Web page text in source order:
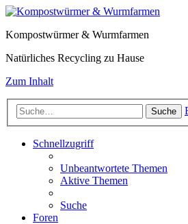
Kompostwürmer & Wurmfarmen
Natürliches Recycling zu Hause
Zum Inhalt
Suche
Schnellzugriff
Unbeantwortete Themen
Aktive Themen
Suche
Foren